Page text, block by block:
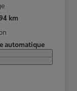
km
automatique